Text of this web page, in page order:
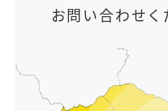
お問い合わせく